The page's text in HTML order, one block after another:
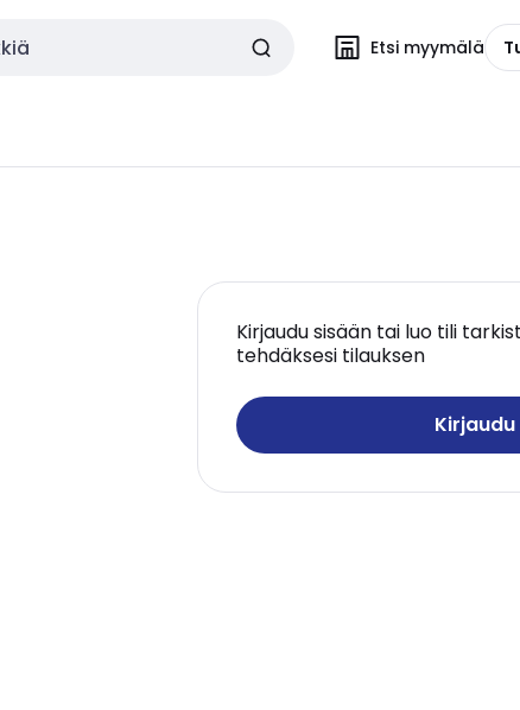
Etsi myymälä
Kirjaudu sisään tai luo tili
tehdäksesi tilauksen
Kirjaudu